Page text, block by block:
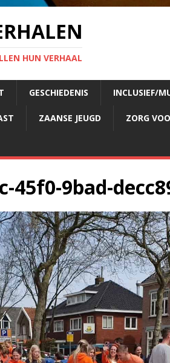
HUN VERHAAL
GESCHIEDENIS INCLUSIEF/
ZAANSE JEUGD ZORG
45f0-9bad-